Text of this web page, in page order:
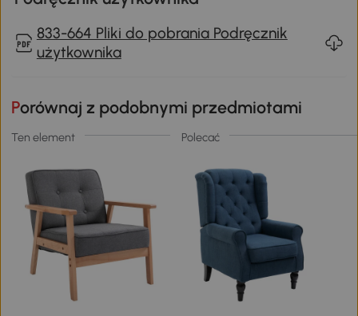
833-664 Pliki do pobrania Podręcznik
użytkownika
Porównaj z podobnymi przedmiotami
Ten element Polecać